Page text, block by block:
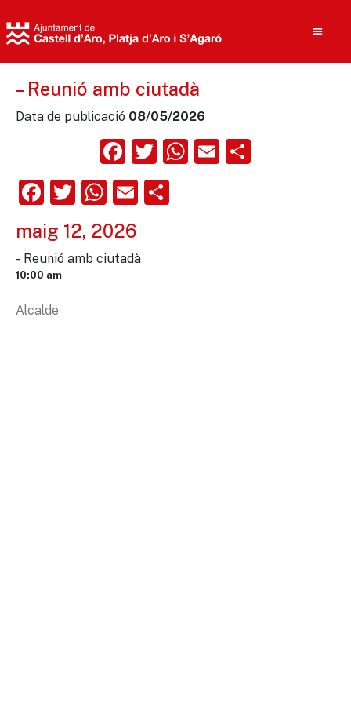
– Reunió amb ciutadà
Data de publicació 08/05/2026
Facebook
Twitter
WhatsApp
Email
Facebook
Twitter
WhatsApp
Email
maig 12, 2026
- Reunió amb ciutadà
10:00 am
Alcalde